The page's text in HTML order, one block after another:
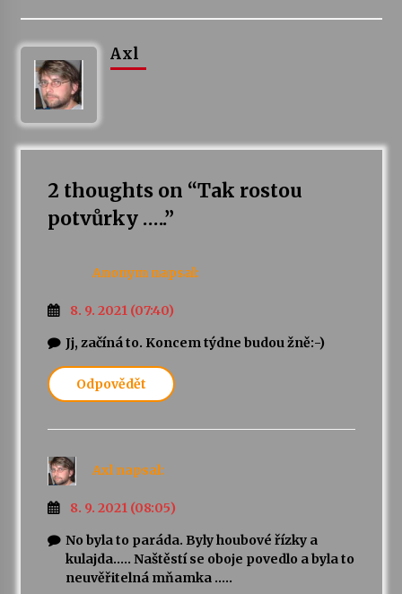
Axl
2 thoughts on “Tak rostou
potvůrky …..”
Anonym napsal:
8. 9. 2021 (07:40)
Jj, začíná to. Koncem týdne budou žně:-)
Odpovědět
Axl napsal:
8. 9. 2021 (08:05)
No byla to paráda. Byly houbové řízky a
kulajda….. Naštěstí se oboje povedlo a byla to
neuvěřitelná mňamka …..